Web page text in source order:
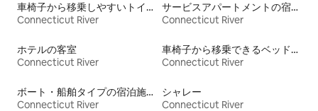
車椅子から移乗しやすいトイレ付きの宿泊施設
Connecticut River
サービスアパートメントの宿泊施設
Connecticut River
ホテルの客室
Connecticut River
車椅子から移乗できるベッドがある宿泊施設
Connecticut River
ボート・船舶タイプの宿泊施設
Connecticut River
シャレー
Connecticut River